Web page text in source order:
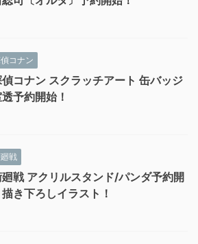
コナン
コナン スクラッチアート 缶バッジ
予約開始！
戦
戦 アクリルスタンド/パンダ予約開
き下ろしイラスト！